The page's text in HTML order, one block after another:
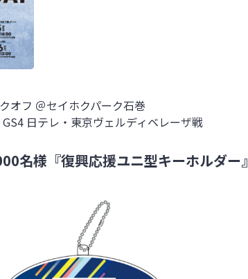
オフ ＠セイホクパーク石巻
日テレ・東京ヴェルディベレーザ戦
名様『復興応援ユニ型キーホルダー』